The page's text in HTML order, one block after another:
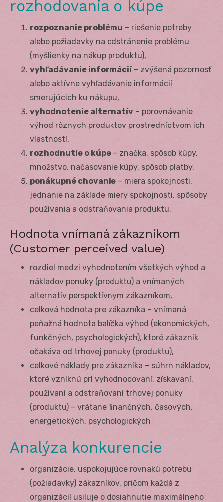
rozhodovania o kúpe
rozpoznanie problému – riešenie potreby
alebo požiadavky na odstránenie problému
(myšlienky na nákup produktu),
vyhľadávanie informácií– zvýšená pozornosť
alebo aktívne vyhľadávanie informácií
smerujúcich ku nákupu,
vyhodnotenie alternatív – porovnávanie
výhod rôznych produktov prostredníctvom ich
vlastností,
rozhodnutie o kúpe – značka, spôsob kúpy,
množstvo, načasovanie kúpy, spôsob platby,
ponákupné chovanie – miera spokojnosti,
jednanie na základe miery spokojnosti, spôsoby
používania a odstraňovania produktu.
Hodnota vnímaná zákazníkom
(Customer perceived value)
rozdiel medzi vyhodnotením všetkých výhod a
nákladov ponuky (produktu) a vnímaných
alternatív perspektívnym zákazníkom,
celková hodnota pre zákazníka – vnímaná
peňažná hodnota balíčka výhod (ekonomických,
funkčných, psychologických), ktoré zákazník
očakáva od trhovej ponuky (produktu),
celkové náklady pre zákazníka – súhrn nákladov,
ktoré vzniknú pri vyhodnocovaní, získavaní,
používaní a odstraňovaní trhovej ponuky
(produktu) – vrátane finančných, časových,
energetických, psychologických
Analýza konkurencie
organizácie, uspokojujúce rovnakú potrebu
(požiadavky) zákazníkov, pričom každá z
organizácií usiluje o dosiahnutie maximálneho